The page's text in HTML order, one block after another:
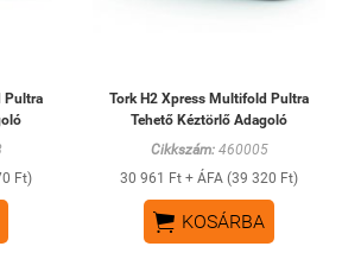
Pultra
Ft)
Tork H2 Xpress Multifold Pultra
Tehető Kéztörlő Adagoló
Cikkszám:460005
30 961 Ft + ÁFA (39 320 Ft)
 KOSÁRBA